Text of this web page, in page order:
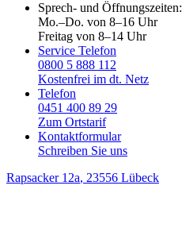
Sprech- und Öffnungszeiten:
Mo.–Do. von 8–16 Uhr
Freitag von 8–14 Uhr
Service Telefon
0800 5 888 112
Kostenfrei im dt. Netz
Telefon
0451 400 89 29
Zum Ortstarif
Kontaktformular
Schreiben Sie uns
Rapsacker 12a, 23556 Lübeck